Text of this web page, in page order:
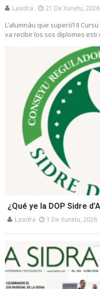
Lasidra 21 De Xunetu, 2026
L’alumnáu que superó’l II
va recibir los sos diplomes esti
¿Qué ye la DOP Sidre
Lasidra 1 De Xunetu, 2026